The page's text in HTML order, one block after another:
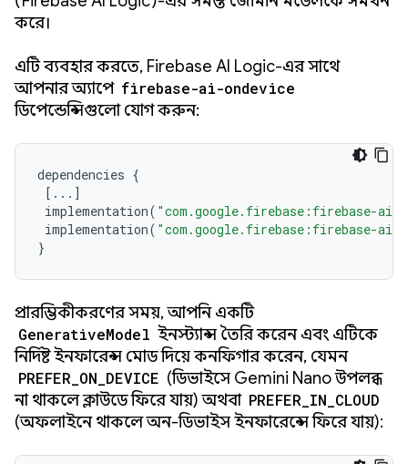
করে।
এটি ব্যবহার করতে, Firebase AI Logic-এর সাথে
আপনার অ্যাপে firebase-ai-ondevice
ডিপেন্ডেন্সিগুলো যোগ করুন:
dependencies {
[ ... ]
implementation( "com.google.firebase:firebase-
implementation( "com.google.firebase:firebase-ai-
}
প্রারম্ভিকীকরণের সময়, আপনি একটি
GenerativeModel ইনস্ট্যান্স তৈরি করেন এবং এটিকে
নির্দিষ্ট ইনফারেন্স মোড দিয়ে কনফিগার করেন, যেমন
PREFER_ON_DEVICE (ডিভাইসে Gemini Nano উপলব্ধ
না থাকলে ক্লাউডে ফিরে যায়) অথবা PREFER_IN_CLOUD
(অফলাইনে থাকলে অন-ডিভাইস ইনফারেন্সে ফিরে যায়):